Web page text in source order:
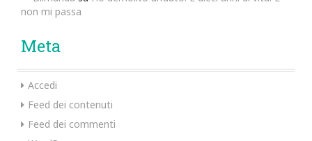
non mi passa
Meta
Accedi
Feed dei contenuti
Feed dei commenti